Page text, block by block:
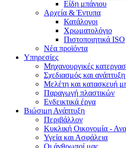
Είδη μπάνιου
Αρχεία & Έντυπα
Κατάλογοι
Χρωματολόγιο
Πιστοποιητικά ISO
Νέα προϊόντα
Υπηρεσίες
Μηχανουργικές
Σχεδιασμός και ανάπτυξη
Μελέτη και κατασκευή
Παραγωγή πλαστικών
Ενδεικτικά έργα
Βιώσιμη Ανάπτυξη
Περιβάλλον
Κυκλική Οικονομία -
Υγεία και Ασφάλεια
Οι άνθρωποί μας